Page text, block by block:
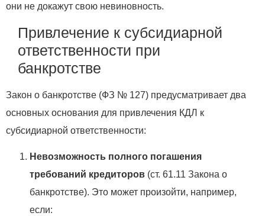
они не докажут свою невиновность.
Привлечение к субсидиарной
ответственности при
банкротстве
Закон о банкротстве (ФЗ № 127) предусматривает два
основных основания для привлечения КДЛ к
субсидиарной ответственности:
Невозможность полного погашения
требований кредиторов (ст. 61.11 Закона о
банкротстве). Это может произойти, например,
если: